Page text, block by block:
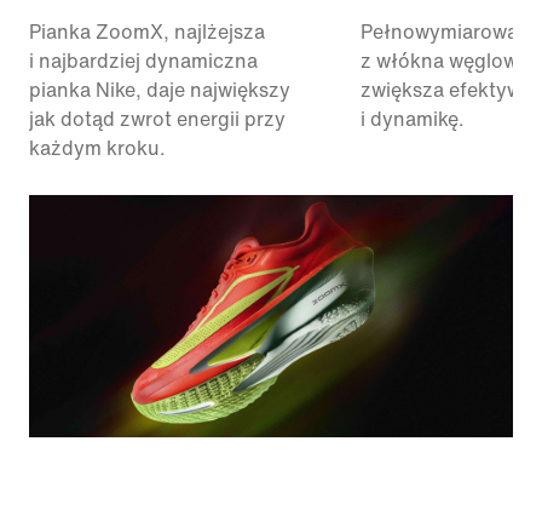
Pianka ZoomX, najlżejsza
i najbardziej dynamiczna
pianka Nike, daje największy
jak dotąd zwrot energii przy
każdym kroku.
Pełnowymiarowa
z włókna
zwiększa
i dynamikę.